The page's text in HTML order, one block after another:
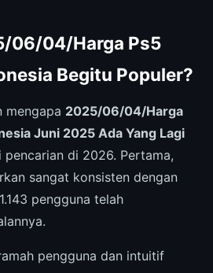
06/04/Harga Ps5
Begitu Populer?
mengapa 2025/06/04/Harga
Juni 2025 Ada Yang Lagi
pencarian di 2026. Pertama,
sangat konsisten dengan
pengguna telah
pengguna dan intuitif